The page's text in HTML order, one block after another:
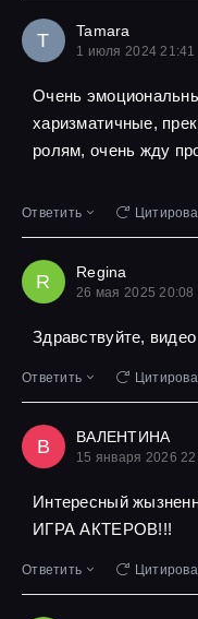
T Tamara
1 июля 2024 21:41
Очень
харизматичные,
ролям, очень жду
Ответить
R Regina
26 мая 2025 20:08
Здравствуйте,
Ответить
В ВАЛЕНТИНА
15 января 2026
Интересный
ИГРА АКТЕРОВ!!!
Ответить